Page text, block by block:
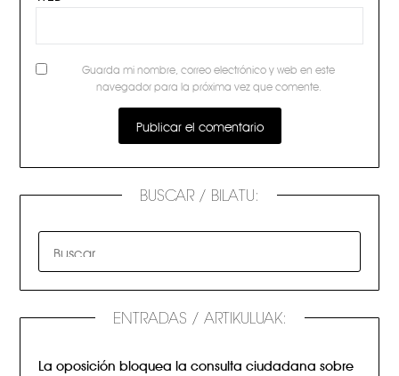
Guarda mi nombre, correo electrónico y web en este
navegador para la próxima vez que comente.
BUSCAR / BILATU:
ENTRADAS / ARTIKULUAK:
La oposición bloquea la consulta ciudadana sobre